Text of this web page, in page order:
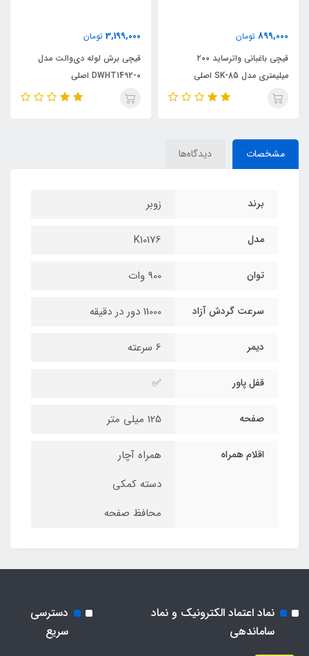
899,000 تومان
قیچی باغبانی واترساید ۲۰۰
میلیمتری مدل SK-85 اصلی
3,199,000 تومان
قیچی برش لوله دی‌والت مدل
DWHT1492-0 اصلی
مشخصات دیدگاه‌ها
برند زوبر
مدل K10176
توان 900 وات
سرعت گردش آزاد 11000 دور در دقیقه
دیمر 6 سرعته
قفل پاور ✅
صفحه 125 میلی متر
اقلام همراه
همراه آچار
دسته کمکی
محافظ صفحه
نماد اعتماد الکترونیک و نماد
ساماندهی
دسترسی
سریع